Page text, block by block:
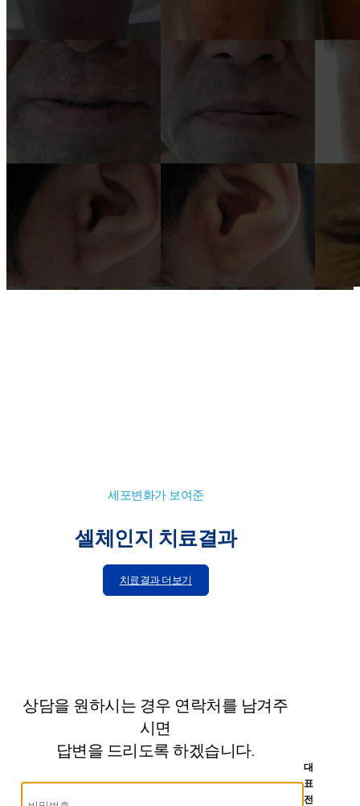
세포변화가 보여준
셀체인지 치료결과
치료결과 더보기
상담을 원하시는 경우 연락처를 남겨주
시면
답변을 드리도록 하겠습니다.
대
표
전